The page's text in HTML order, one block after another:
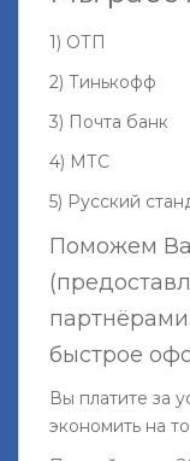
1) ОТП
2) Тинькофф
3) Почта банк
4) МТС
5) Русский
Поможем
быстрое
Вы платите за
экономить на